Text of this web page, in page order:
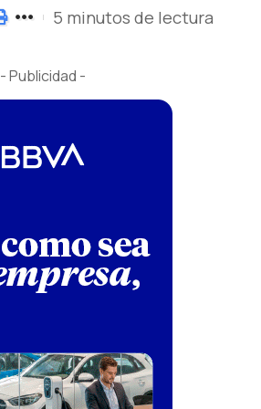
5 minutos de lectura
- Publicidad -